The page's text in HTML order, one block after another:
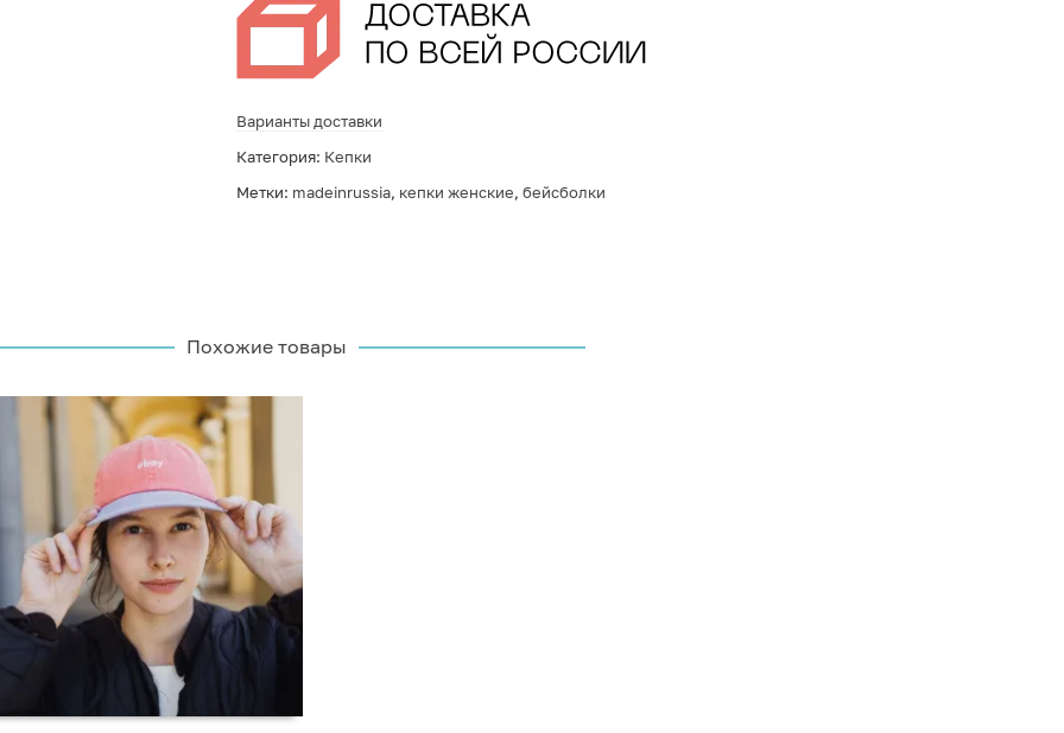
Варианты доставки
Категория: Кепки
Метки: madeinrussia, кепки женские, бейсболки
Похожие товары